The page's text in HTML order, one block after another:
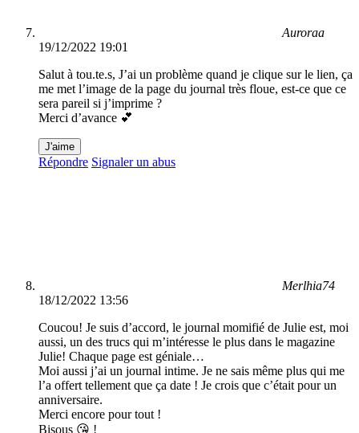
Auroraa
19/12/2022 19:01
Salut à tou.te.s, J’ai un problème quand je clique sur le lien, ça
me met l’image de la page du journal très floue, est-ce que ce
sera pareil si j’imprime ?
Merci d’avance 💕
J'aime
Répondre Signaler un abus
Merlhia74
18/12/2022 13:56
Coucou! Je suis d’accord, le journal momifié de Julie est, moi
aussi, un des trucs qui m’intéresse le plus dans le magazine
Julie! Chaque page est géniale…
Moi aussi j’ai un journal intime. Je ne sais même plus qui me
l’a offert tellement que ça date ! Je crois que c’était pour un
anniversaire.
Merci encore pour tout !
Bisous 😘 !